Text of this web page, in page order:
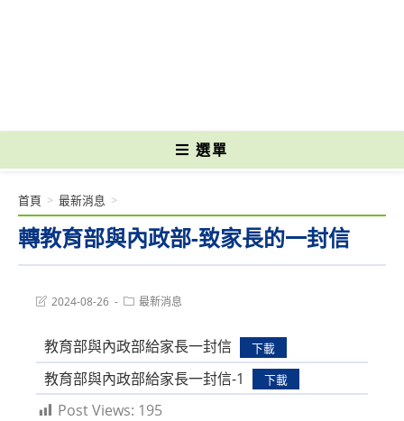
選單
轉教育部與內政部-致家長的一封信
首頁 > 最新消息 >
Post2024-08-26
Post最新消息
教育部與內政部給家長一封信 下載
教育部與內政部給家長一封信-1 下載
Post Views: 195